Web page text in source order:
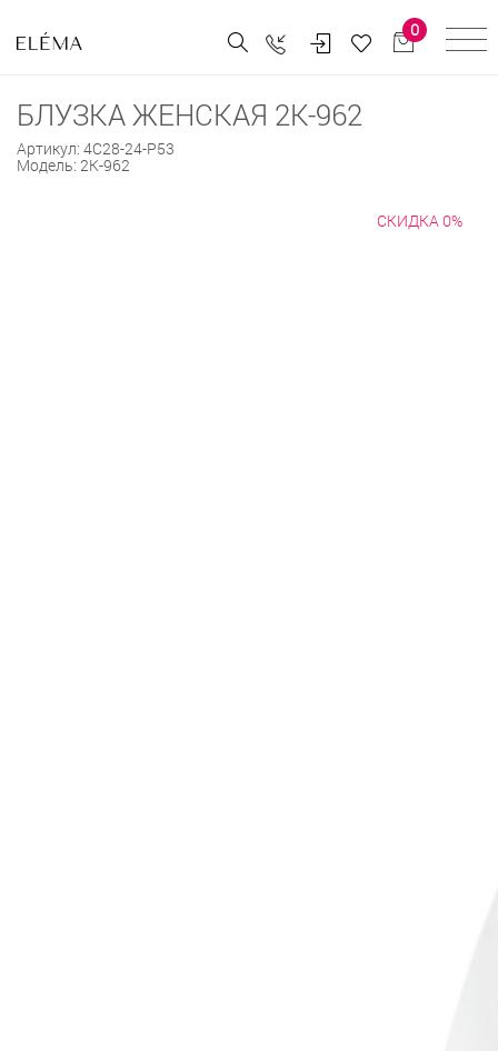
0
БЛУЗКА ЖЕНСКАЯ 2К-962
Артикул: 4С28-24-Р53
Модель: 2К-962
СКИДКА 0%